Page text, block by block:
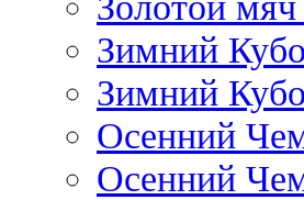
Зимний
Зимний
Осенний
Осенний